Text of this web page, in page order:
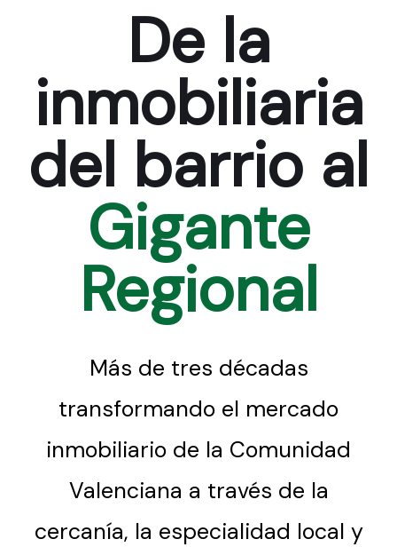
De la
inmobiliaria
del barrio al
Gigante
Regional
Más de tres décadas
transformando el mercado
inmobiliario de la Comunidad
Valenciana a través de la
cercanía, la especialidad local y